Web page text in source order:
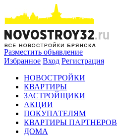
Разместить объявление
Избранное Вход Регистрация
НОВОСТРОЙКИ
КВАРТИРЫ
ЗАСТРОЙЩИКИ
АКЦИИ
ПОКУПАТЕЛЯМ
КВАРТИРЫ ПАРТНЕРОВ
ДОМА